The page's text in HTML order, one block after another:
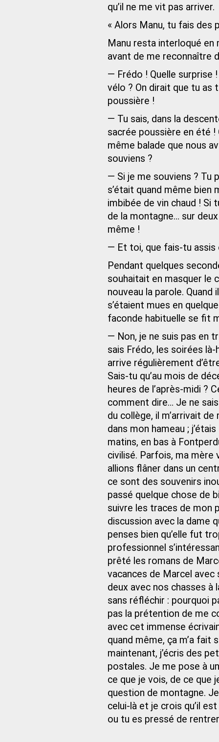
qu’il ne me vit pas arriver.
« Alors Manu, tu fais des
Manu resta interloqué en
avant de me reconnaître
— Frédo ! Quelle surprise
vélo ? On dirait que tu as
poussière !
— Tu sais, dans la
sacrée poussière en été !
même balade que nous
souviens ?
— Si je me souviens ? Tu
s’était quand même bien
imbibée de vin chaud ! Si
de la montagne… sur
même !
— Et toi, que fais-tu assis
Pendant quelques
souhaitait en masquer le
nouveau la parole.
s’étaient mues en
faconde habituelle se fit
— Non, je ne suis pas en
sais Frédo, les soirées là-
arrive régulièrement
Sais-tu qu’au mois de
heures de l’après-midi ?
comment dire… Je ne
du collège, il m’arrivait
dans mon hameau ;
matins, en bas à
civilisé. Parfois, ma mère
allions flâner dans un
ce sont des souvenirs
passé quelque chose de
suivre les traces de mon
discussion avec la dame
penses bien qu’elle fut
professionnel
prêté les romans de
vacances de Marcel avec
deux avec nos chasses à
sans réfléchir : pourquoi
pas la prétention de me
avec cet immense
quand même, ça m’a fait
maintenant, j’écris des
postales. Je me pose à
ce que je vois, de ce que
question de montagne.
celui-là et je crois qu’il
ou tu es pressé de